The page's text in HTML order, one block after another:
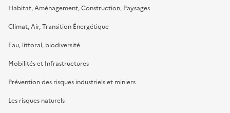
Habitat, Aménagement, Construction, Paysages
Climat, Air, Transition Énergétique
Eau, littoral, biodiversité
Mobilités et Infrastructures
Prévention des risques industriels et miniers
Les risques naturels